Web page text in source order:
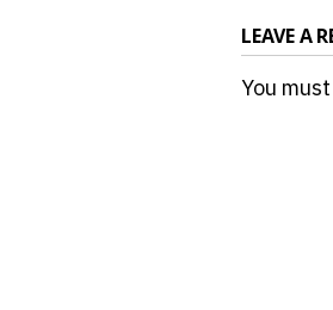
LEAVE A
You